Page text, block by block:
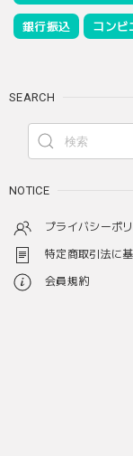
銀行振込 コン
SEARCH
NOTICE
プライバシーポ
特定商取引法に
会員規約